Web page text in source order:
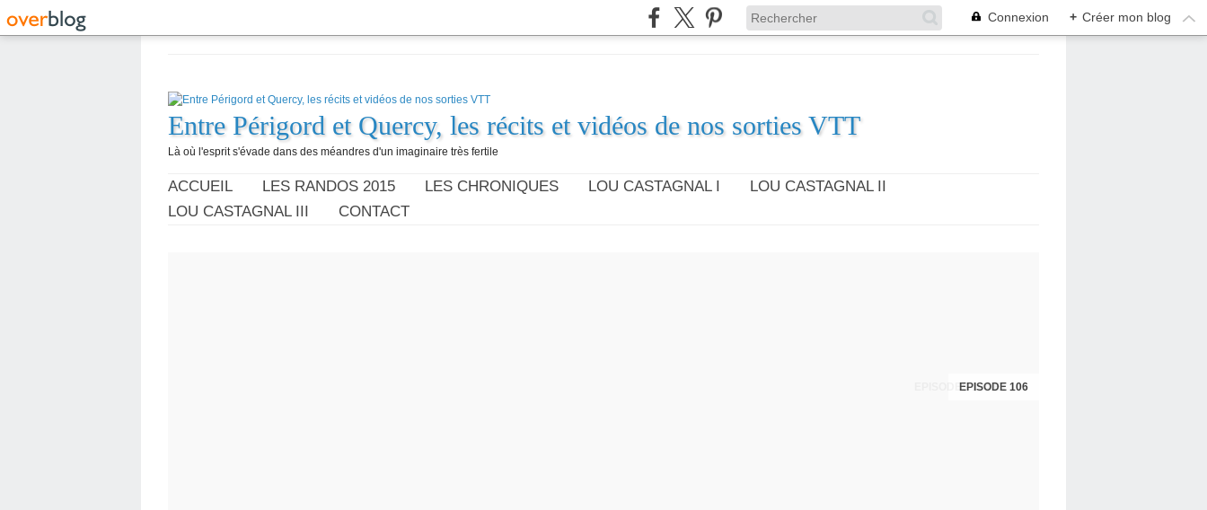
Connexion + Créer mon blog
Entre Périgord et Quercy, les récits et vidéos de nos sorties VTT
Là où l'esprit s'évade dans des méandres d'un imaginaire très fertile
ACCUEIL LES RANDOS 2015 LES CHRONIQUES LOU CASTAGNAL I
LOU CASTAGNAL II
LOU CASTAGNAL III
CONTACT
EPISODE 106
EPISODES 104 ET 105